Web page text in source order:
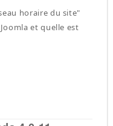
horaire du site"
et quelle est